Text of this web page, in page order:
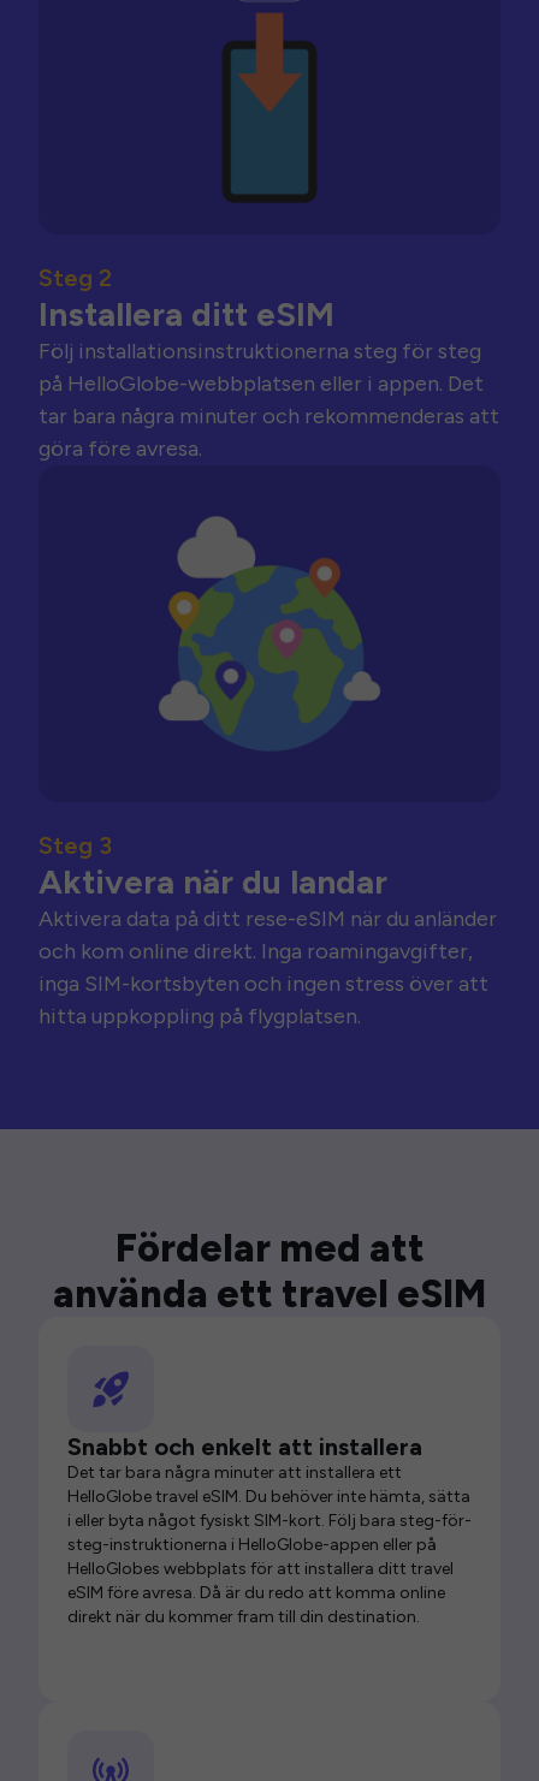
Steg 2
Installera ditt eSIM
Följ installationsinstruktionerna steg för steg
på HelloGlobe-webbplatsen eller i appen. Det
tar bara några minuter och rekommenderas att
göra före avresa.
Steg 3
Aktivera när du landar
Aktivera data på ditt rese-eSIM när du anländer
och kom online direkt. Inga roamingavgifter,
inga SIM-kortsbyten och ingen stress över att
hitta uppkoppling på flygplatsen.
Fördelar med att
använda ett travel eSIM
Snabbt och enkelt att installera
Det tar bara några minuter att installera ett
HelloGlobe travel eSIM. Du behöver inte hämta, sätta
i eller byta något fysiskt SIM-kort. Följ bara steg-för-
steg-instruktionerna i HelloGlobe-appen eller på
HelloGlobes webbplats för att installera ditt travel
eSIM före avresa. Då är du redo att komma online
direkt när du kommer fram till din destination.